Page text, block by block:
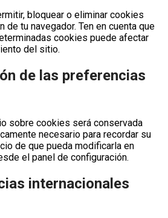
bloquear o eliminar cookies
de tu navegador. Ten en cuenta que
cookies puede afectar
del sitio.
de las preferencias
sobre cookies será conservada
necesario para recordar su
de que pueda modificarla en
el panel de configuración.
internacionales